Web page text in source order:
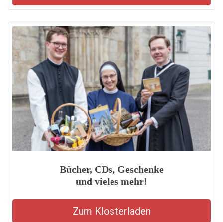
Bücher, CDs, Geschenke
und vieles mehr!
Zum Klosterladen